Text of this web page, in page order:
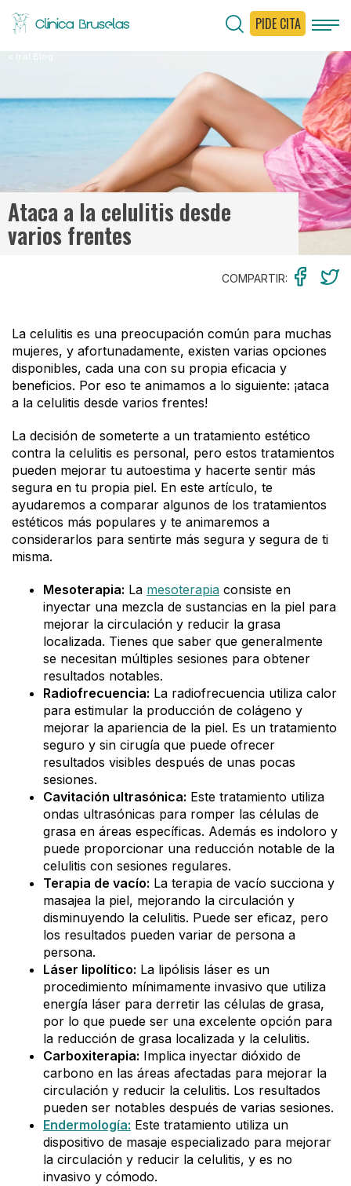
PIDE CITA
Ataca a la celulitis desde
varios frentes
COMPARTIR:
La celulitis es una preocupación común para muchas
mujeres, y afortunadamente, existen varias opciones
disponibles, cada una con su propia eficacia y
beneficios. Por eso te animamos a lo siguiente: ¡ataca
a la celulitis desde varios frentes!
La decisión de someterte a un tratamiento estético
contra la celulitis es personal, pero estos tratamientos
pueden mejorar tu autoestima y hacerte sentir más
segura en tu propia piel. En este artículo, te
ayudaremos a comparar algunos de los tratamientos
estéticos más populares y te animaremos a
considerarlos para sentirte más segura y segura de ti
misma.
Mesoterapia: La mesoterapia consiste en
inyectar una mezcla de sustancias en la piel para
mejorar la circulación y reducir la grasa
localizada. Tienes que saber que generalmente
se necesitan múltiples sesiones para obtener
resultados notables.
Radiofrecuencia: La radiofrecuencia utiliza calor
para estimular la producción de colágeno y
mejorar la apariencia de la piel. Es un tratamiento
seguro y sin cirugía que puede ofrecer
resultados visibles después de unas pocas
sesiones.
Cavitación ultrasónica: Este tratamiento utiliza
ondas ultrasónicas para romper las células de
grasa en áreas específicas. Además es indoloro y
puede proporcionar una reducción notable de la
celulitis con sesiones regulares.
Terapia de vacío: La terapia de vacío succiona y
masajea la piel, mejorando la circulación y
disminuyendo la celulitis. Puede ser eficaz, pero
los resultados pueden variar de persona a
persona.
Láser lipolítico: La lipólisis láser es un
procedimiento mínimamente invasivo que utiliza
energía láser para derretir las células de grasa,
por lo que puede ser una excelente opción para
la reducción de grasa localizada y la celulitis.
Carboxiterapia: Implica inyectar dióxido de
carbono en las áreas afectadas para mejorar la
circulación y reducir la celulitis. Los resultados
pueden ser notables después de varias sesiones.
Endermología: Este tratamiento utiliza un
dispositivo de masaje especializado para mejorar
la circulación y reducir la celulitis, y es no
invasivo y cómodo.